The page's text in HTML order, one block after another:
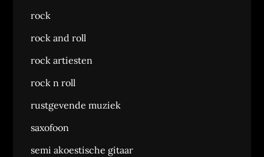
rock
rock and roll
rock artiesten
rock n roll
rustgevende muziek
saxofoon
semi akoestische gitaar